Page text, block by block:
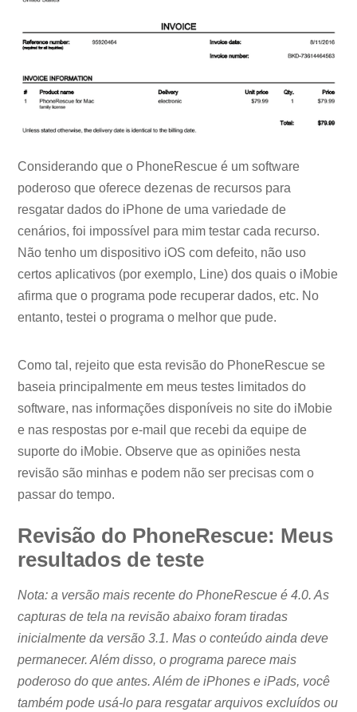
Considerando que o PhoneRescue é um software
poderoso que oferece dezenas de recursos para
resgatar dados do iPhone de uma variedade de
cenários, foi impossível para mim testar cada recurso.
Não tenho um dispositivo iOS com defeito, não uso
certos aplicativos (por exemplo, Line) dos quais o iMobie
afirma que o programa pode recuperar dados, etc. No
entanto, testei o programa o melhor que pude.
Como tal, rejeito que esta revisão do PhoneRescue se
baseia principalmente em meus testes limitados do
software, nas informações disponíveis no site do iMobie
e nas respostas por e-mail que recebi da equipe de
suporte do iMobie. Observe que as opiniões nesta
revisão são minhas e podem não ser precisas com o
passar do tempo.
Revisão do PhoneRescue: Meus
resultados de teste
Nota: a versão mais recente do PhoneRescue é 4.0. As
capturas de tela na revisão abaixo foram tiradas
inicialmente da versão 3.1. Mas o conteúdo ainda deve
permanecer. Além disso, o programa parece mais
poderoso do que antes. Além de iPhones e iPads, você
também pode usá-lo para resgatar arquivos excluídos ou